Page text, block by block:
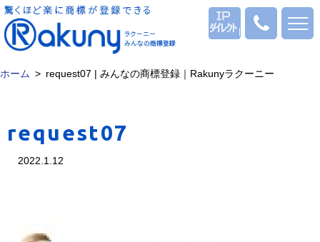
ログイン
53
ホーム request07 | みんなの商標登録｜Rakunyラクーニー
request07
2022.1.12